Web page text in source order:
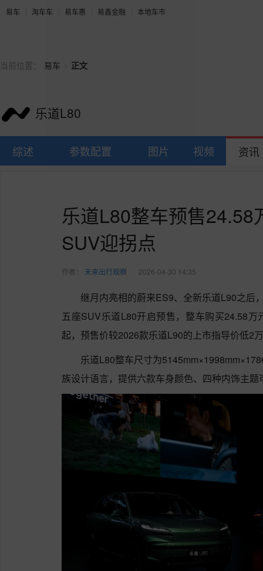
易车 淘车车 易车惠 易鑫金融 本地车市
当前位置： 易车 正文
乐道L80
综述 参数配置 图片 视频 资讯
乐道L80整车预售24.58
SUV迎拐点
作者： 未来出行观察 2026-04-30 14:35
继月内亮相的蔚来ES9、全新乐道L90之后
五座SUV乐道L80开启预售，整车购买24.58
起，预售价较2026款乐道L90的上市指导价低2
乐道L80整车尺寸为
族设计语言，提供六款车身颜色、四种内饰主题